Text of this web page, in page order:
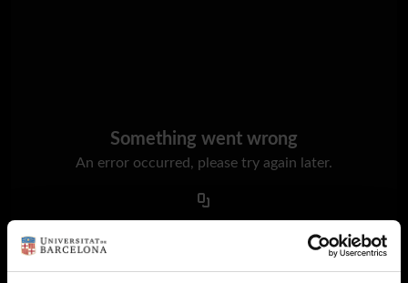
Something went wrong
An error occurred, please try again later.